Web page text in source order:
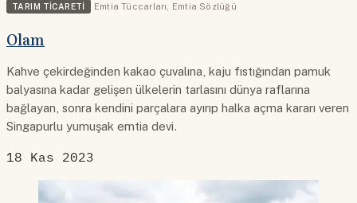
TARIM TICARETI Emtia Tüccarları Emtia Sözlüğü
Olam
Kahve çekirdeğinden kakao çuvalına, kaju fıstığından pamuk
balyasına kadar gelişen ülkelerin tarlasını dünya raflarına
bağlayan, sonra kendini parçalara ayırıp halka açma kararı veren
Singapurlu yumuşak emtia devi.
18 Kas 2023